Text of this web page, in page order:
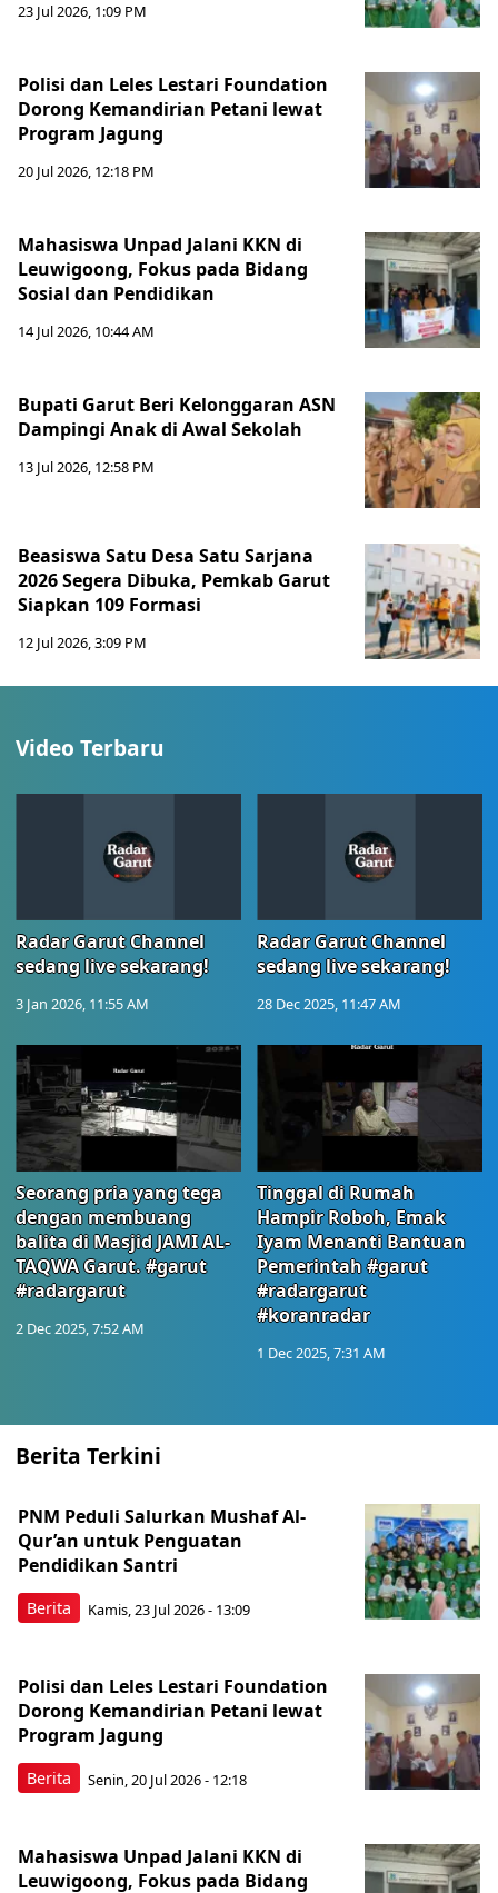
23 Jul 2026, 1:09 PM
Polisi dan Leles Lestari Foundation
Dorong Kemandirian Petani lewat
Program Jagung
20 Jul 2026, 12:18 PM
Mahasiswa Unpad Jalani KKN di
Leuwigoong, Fokus pada Bidang
Sosial dan Pendidikan
14 Jul 2026, 10:44 AM
Bupati Garut Beri Kelonggaran ASN
Dampingi Anak di Awal Sekolah
13 Jul 2026, 12:58 PM
Beasiswa Satu Desa Satu Sarjana
2026 Segera Dibuka, Pemkab Garut
Siapkan 109 Formasi
12 Jul 2026, 3:09 PM
Video Terbaru
Radar Garut Channel
sedang live sekarang!
3 Jan 2026, 11:55 AM
Radar Garut Channel
sedang live sekarang!
28 Dec 2025, 11:47 AM
Seorang pria yang tega
dengan membuang
balita di Masjid JAMI AL-
TAQWA Garut. #garut
#radargarut
2 Dec 2025, 7:52 AM
Tinggal di Rumah
Hampir Roboh, Emak
Iyam Menanti Bantuan
Pemerintah #garut
#radargarut
#koranradar
1 Dec 2025, 7:31 AM
Berita Terkini
Berita
PNM Peduli Salurkan Mushaf Al-
Qur’an untuk Penguatan
Pendidikan Santri
Kamis, 23 Jul 2026 - 13:09
Berita
Polisi dan Leles Lestari Foundation
Dorong Kemandirian Petani lewat
Program Jagung
Senin, 20 Jul 2026 - 12:18
Mahasiswa Unpad Jalani KKN di
Leuwigoong, Fokus pada Bidang